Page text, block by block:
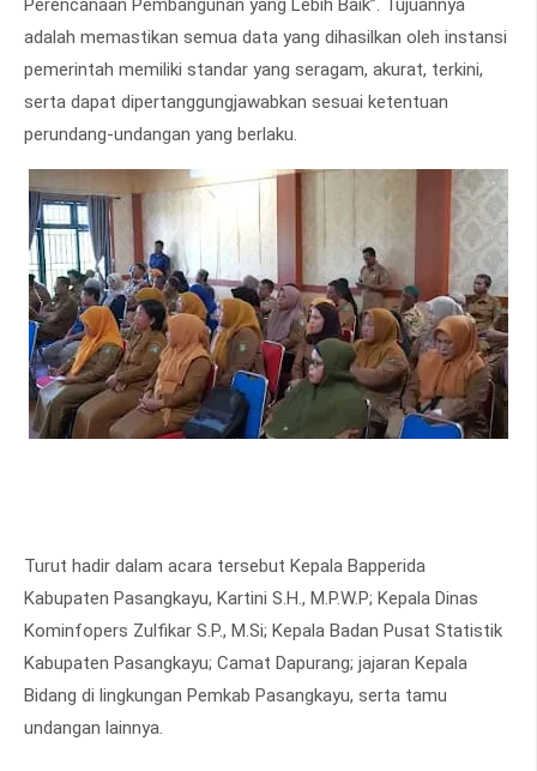
Perencanaan Pembangunan yang Lebih Baik”. Tujuannya
adalah memastikan semua data yang dihasilkan oleh instansi
pemerintah memiliki standar yang seragam, akurat, terkini,
serta dapat dipertanggungjawabkan sesuai ketentuan
perundang-undangan yang berlaku.
Turut hadir dalam acara tersebut Kepala Bapperida
Kabupaten Pasangkayu, Kartini S.H., M.P.W.P; Kepala Dinas
Kominfopers Zulfikar S.P., M.Si; Kepala Badan Pusat Statistik
Kabupaten Pasangkayu; Camat Dapurang; jajaran Kepala
Bidang di lingkungan Pemkab Pasangkayu, serta tamu
undangan lainnya.